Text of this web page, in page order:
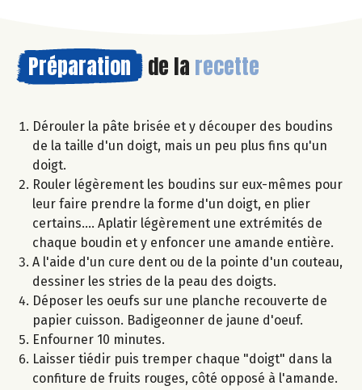
Préparation de la recette
Dérouler la pâte brisée et y découper des boudins
de la taille d'un doigt, mais un peu plus fins qu'un
doigt.
Rouler légèrement les boudins sur eux-mêmes pour
leur faire prendre la forme d'un doigt, en plier
certains.... Aplatir légèrement une extrémités de
chaque boudin et y enfoncer une amande entière.
A l'aide d'un cure dent ou de la pointe d'un couteau,
dessiner les stries de la peau des doigts.
Déposer les oeufs sur une planche recouverte de
papier cuisson. Badigeonner de jaune d'oeuf.
Enfourner 10 minutes.
Laisser tiédir puis tremper chaque "doigt" dans la
confiture de fruits rouges, côté opposé à l'amande.